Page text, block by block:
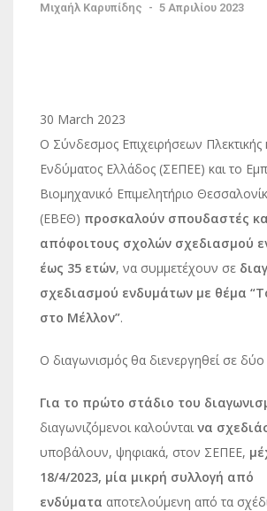
Μιχαήλ Καρυπίδης - 5 Απριλίου 2023
30 March 2023
Ο Σύνδεσμος Επιχειρήσεων Πλεκτικής
Ενδύματος Ελλάδος (ΣΕΠΕΕ) και το
Βιομηχανικό Επιμελητήριο
(ΕΒΕΘ) προσκαλούν σπουδαστές
απόφοιτους σχολών σχεδιασμού
έως 35 ετών, να συμμετέχουν σε
σχεδιασμού ενδυμάτων με θέμα
στο Μέλλον”.
Ο διαγωνισμός θα διενεργηθεί σε δύο
Για το πρώτο στάδιο του
διαγωνιζόμενοι καλούνταινα
υποβάλουν, ψηφιακά, στον ΣΕΠΕΕ,
18/4/2023, μία μικρή συλλογή από
ενδύματα αποτελούμενη από τα